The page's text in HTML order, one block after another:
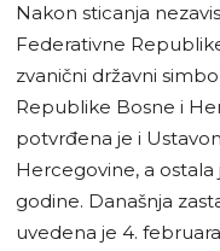
Nakon sticanja
Federativne
zvanični državni
Republike Bosne i
potvrđena je i
Hercegovine, a
godine. Današnja
uvedena je 4.